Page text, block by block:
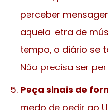
perceber
aquela letra de
tempo, o diário se
Não precisa ser
Peça sinais de
medo de pedir ao